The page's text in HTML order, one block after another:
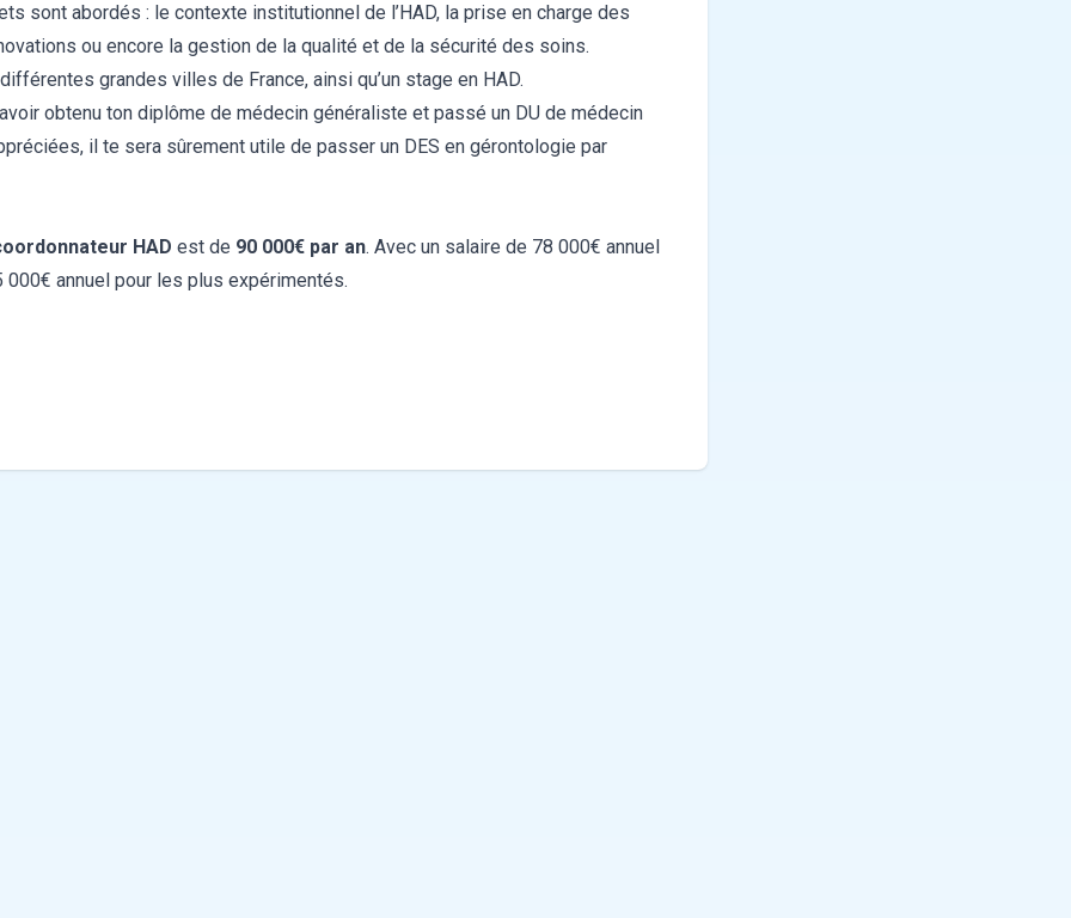
sont abordés : le contexte institutionnel de l’HAD, la prise en charge des
ou encore la gestion de la qualité et de la sécurité des soins.
grandes villes de France, ainsi qu’un stage en HAD.
obtenu ton diplôme de médecin généraliste et passé un DU de médecin
il te sera sûrement utile de passer un DES en gérontologie par
HAD est de 90 000€ par an. Avec un salaire de 78 000€ annuel
annuel pour les plus expérimentés.